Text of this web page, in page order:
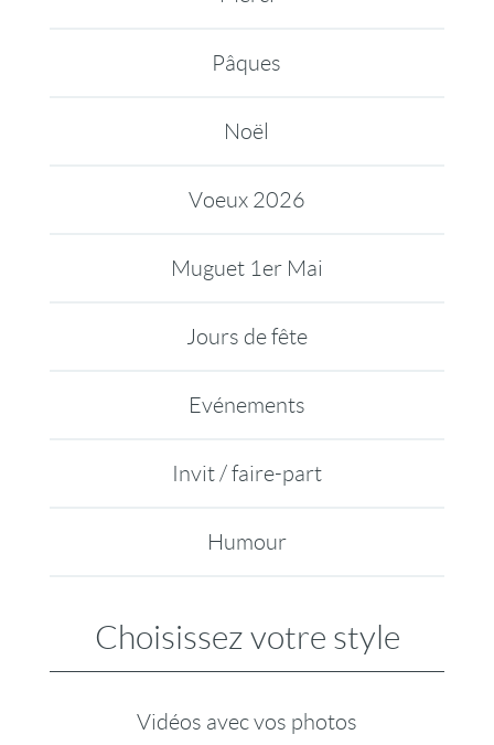
Pâques
Noël
Voeux 2026
Muguet 1er Mai
Jours de fête
Evénements
Invit / faire-part
Humour
Choisissez votre style
Vidéos avec vos photos